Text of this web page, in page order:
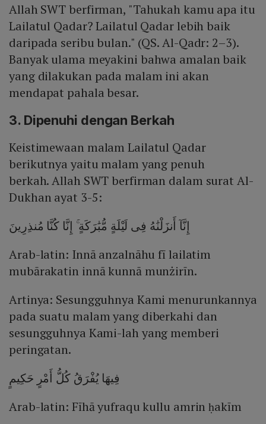
Allah SWT berfirman, "Tahukah kamu apa itu
Lailatul Qadar? Lailatul Qadar lebih baik
daripada seribu bulan." (QS. Al-Qadr: 2–3).
Banyak ulama meyakini bahwa amalan baik
yang dilakukan pada malam ini akan
mendapat pahala besar.
3. Dipenuhi dengan Berkah
Keistimewaan malam Lailatul Qadar
berikutnya yaitu malam yang penuh
berkah. Allah SWT berfirman dalam surat Al-
Dukhan ayat 3-5:
إِنَّآ أَنزَلْنَٰهُ فِى لَيْلَةٍ مُّبَٰرَكَةٍ ۚ إِنَّا كُنَّا مُنذِرِينَ
Arab-latin: Innā anzalnāhu fī lailatim
mubārakatin innā kunnā munżirīn.
Artinya: Sesungguhnya Kami menurunkannya
pada suatu malam yang diberkahi dan
sesungguhnya Kami-lah yang memberi
peringatan.
فِيهَا يُفْرَقُ كُلُّ أَمْرٍ حَكِيمٍ
Arab-latin: Fīhā yufraqu kullu amrin ḥakīm